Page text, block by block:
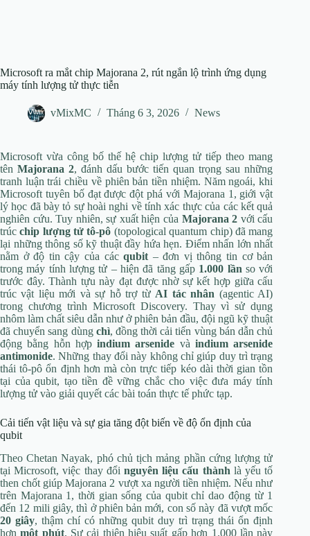
Microsoft ra mắt chip Majorana 2, rút ngắn lộ trình ứng dụng
máy tính lượng tử thực tiễn
vMixMC Tháng 6 3, 2026 News
Microsoft vừa công bố thế hệ chip lượng tử tiếp theo mang
tênMajorana 2, đánh dấu bước tiến quan trọng sau những
tranh luận trái chiều về phiên bản tiền nhiệm. Năm ngoái, khi
Microsoft tuyên bố đạt được đột phá với Majorana 1, giới vật
lý học đã bày tỏ sự hoài nghi về tính xác thực của các kết quả
nghiên cứu. Tuy nhiên, sự xuất hiện của Majorana 2 với cấu
trúcchip lượng tử tô-pô (topological quantum chip) đã mang
lại những thông số kỹ thuật đầy hứa hẹn. Điểm nhấn lớn nhất
nằm ở độ tin cậy của cácqubit – đơn vị thông tin cơ bản
trong máy tính lượng tử – hiện đã tăng gấp 1.000 lần so với
trước đây. Thành tựu này đạt được nhờ sự kết hợp giữa cấu
trúc vật liệu mới và sự hỗ trợ từ AI tác nhân (agentic AI)
trong chương trình Microsoft Discovery. Thay vì sử dụng
nhôm làm chất siêu dẫn như ở phiên bản đầu, đội ngũ kỹ thuật
đã chuyển sang dùng chì, đồng thời cải tiến vùng bán dẫn chủ
động bằng hỗn hợpindium arsenide và indium arsenide
antimonide. Những thay đổi này không chỉ giúp duy trì trạng
thái tô-pô ổn định hơn mà còn trực tiếp kéo dài thời gian tồn
tại của qubit, tạo tiền đề vững chắc cho việc đưa máy tính
lượng tử vào giải quyết các bài toán thực tế phức tạp.
Cải tiến vật liệu và sự gia tăng đột biến về độ ổn định của
qubit
Theo Chetan Nayak, phó chủ tịch mảng phần cứng lượng tử
tại Microsoft, việc thay đổinguyên liệu cấu thành là yếu tố
then chốt giúp Majorana 2 vượt xa người tiền nhiệm. Nếu như
trên Majorana 1, thời gian sống của qubit chỉ dao động từ 1
đến 12 mili giây, thì ở phiên bản mới, con số này đã vượt mốc
20 giây, thậm chí có những qubit duy trì trạng thái ổn định
hơnmột phút. Sự cải thiện hiệu suất gấp hơn 1.000 lần này